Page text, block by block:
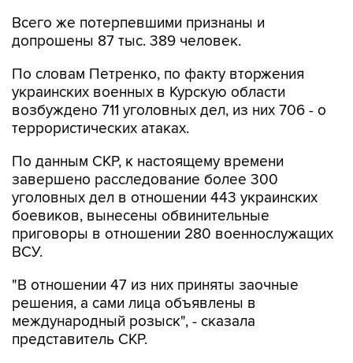
Всего же потерпевшими признаны и
допрошены 87 тыс. 389 человек.
По словам Петренко, по факту вторжения
украинских военных в Курскую области
возбуждено 711 уголовных дел, из них 706 - о
террористических атаках.
По данным СКР, к настоящему времени
завершено расследование более 300
уголовных дел в отношении 443 украинских
боевиков, вынесены обвинительные
приговоры в отношении 280 военнослужащих
ВСУ.
"В отношении 47 из них приняты заочные
решения, а сами лица объявлены в
международный розыск", - сказала
представитель СКР.